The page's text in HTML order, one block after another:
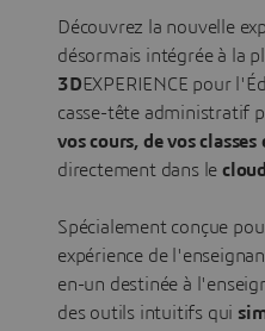
Découvrez la nouvelle
désormais intégrée à la
3DEXPERIENCE pour
casse-tête administratif
vos cours, de vos
directement dans le
Spécialement conçue
expérience de
en-un destinée à
des outils intuitifs qui